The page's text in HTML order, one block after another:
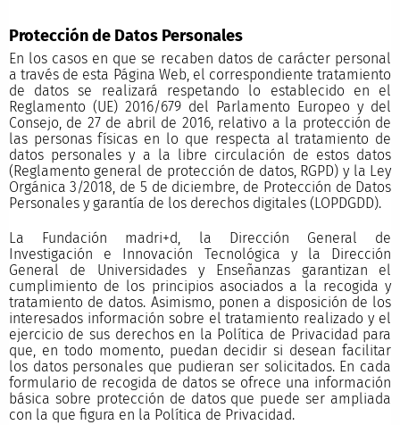
Protección de Datos Personales
En los casos en que se recaben datos de carácter personal
a través de esta Página Web, el correspondiente tratamiento
de datos se realizará respetando lo establecido en el
Reglamento (UE) 2016/679 del Parlamento Europeo y del
Consejo, de 27 de abril de 2016, relativo a la protección de
las personas físicas en lo que respecta al tratamiento de
datos personales y a la libre circulación de estos datos
(Reglamento general de protección de datos, RGPD) y la Ley
Orgánica 3/2018, de 5 de diciembre, de Protección de Datos
Personales y garantía de los derechos digitales (LOPDGDD).
La Fundación madri+d, la Dirección General de
Investigación e Innovación Tecnológica y la Dirección
General de Universidades y Enseñanzas garantizan el
cumplimiento de los principios asociados a la recogida y
tratamiento de datos. Asimismo, ponen a disposición de los
interesados información sobre el tratamiento realizado y el
ejercicio de sus derechos en la Política de Privacidad para
que, en todo momento, puedan decidir si desean facilitar
los datos personales que pudieran ser solicitados. En cada
formulario de recogida de datos se ofrece una información
básica sobre protección de datos que puede ser ampliada
con la que figura en la Política de Privacidad.